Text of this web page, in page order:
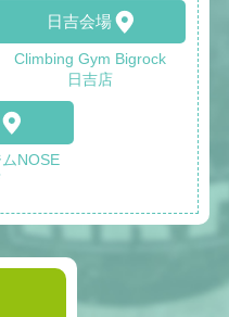
日吉会場
Climbing Gym Bigrock
日吉店
NOSE